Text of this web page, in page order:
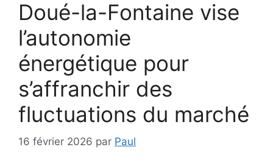
Doué-la-Fontaine vise
l’autonomie
énergétique pour
s’affranchir des
fluctuations du marché
16 février 2026 par Paul